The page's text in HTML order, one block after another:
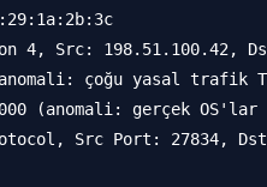
4, Src: 198.51.100.42,
çoğu yasal trafik
(anomali: gerçek
Src Port: 27834,